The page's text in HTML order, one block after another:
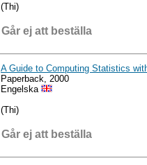
(Thi)
Går ej att beställa
A Guide to Computing Statistics
Paperback, 2000
Engelska
(Thi)
Går ej att beställa